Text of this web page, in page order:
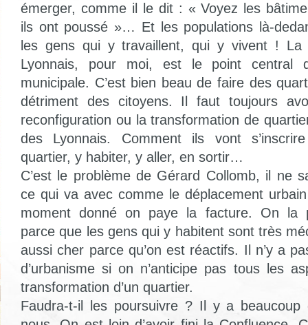
émerger, comme il le dit : « Voyez les
ils ont poussé »… Et les populations là-
les gens qui y travaillent, qui y vivent ! La
Lyonnais, pour moi, est le point central
municipale. C’est bien beau de faire des
détriment des citoyens. Il faut toujours
reconfiguration ou la transformation de
des Lyonnais. Comment ils vont
quartier, y habiter, y aller, en sortir…
C’est le problème de Gérard Collomb, il ne
ce qui va avec comme le déplacement
moment donné on paye la facture. On la
parce que les gens qui y habitent sont très
aussi cher parce qu’on est réactifs. Il n’y a
d’urbanisme si on n’anticipe pas tous les
transformation d’un quartier.
Faudra-t-il les poursuivre ? Il y a beaucoup